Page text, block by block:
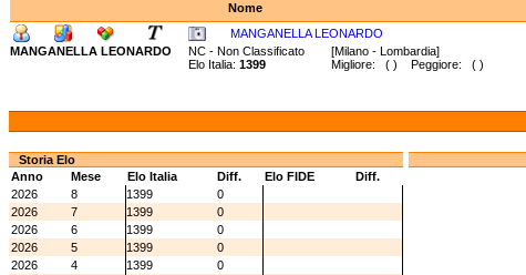
Nome
MANGANELLA LEONARDO
MANGANELLA LEONARDO
NC - Non Classificato [Milano - Lombardia]
Elo Italia: 1399 Migliore: ( ) Peggiore: ( )
Storia Elo
Anno
Mese Elo Italia Diff. Elo FIDE
Diff.
2026
8 1399
0
2026
7 1399
0
2026
6 1399
0
2026
5 1399
0
2026
4 1399
0